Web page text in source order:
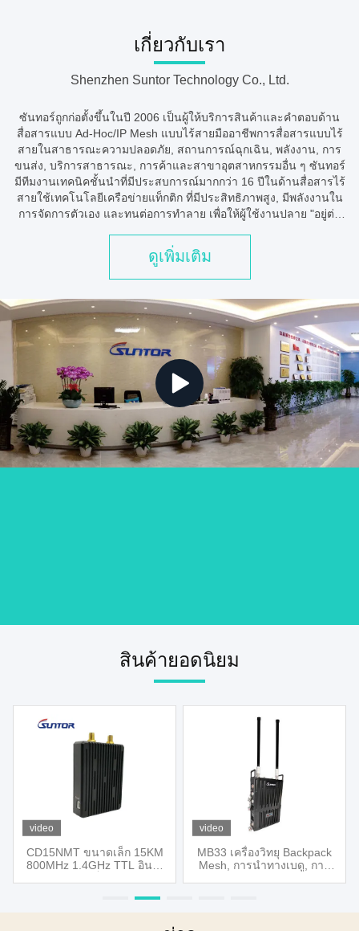
เกี่ยวกับเรา
Shenzhen Suntor Technology Co., Ltd.
ซันทอร์ถูกก่อตั้งขึ้นในปี 2006 เป็นผู้ให้บริการสินค้าและคําตอบด้าน
สื่อสารแบบ Ad-Hoc/IP Mesh แบบไร้สายมืออาชีพการสื่อสารแบบไร้
สายในสาธารณะความปลอดภัย, สถานการณ์ฉุกเฉิน, พลังงาน, การ
ขนส่ง, บริการสาธารณะ, การค้าและสาขาอุตสาหกรรมอื่น ๆ ซันทอร์
มีทีมงานเทคนิคชั้นนําที่มีประสบการณ์มากกว่า 16 ปีในด้านสื่อสารไร้
สายใช้เทคโนโลยีเครือข่ายแท็กติก ที่มีประสิทธิภาพสูง, มีพลังงานใน
การจัดการตัวเอง และทนต่อการทําลาย เพื่อให้ผู้ใช้งานปลาย "อยู่ต่อ
ดูเพิ่มเติม
สินค้ายอดนิยม
video
CD15NMT ขนาดเล็ก 15KM
800MHz 1.4GHz TTL อินเต
video
MB33 เครื่องวิทยุ Backpack
Mesh, การนําทางเบดู, การ